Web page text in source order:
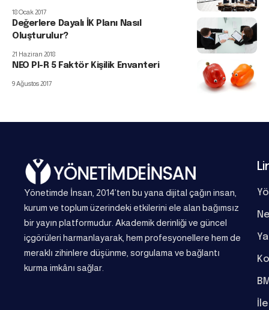
18 Ocak 2017
Değerlere Dayalı İK Planı Nasıl
Oluşturulur?
21 Haziran 2018
NEO PI-R 5 Faktör Kişilik Envanteri
9 Ağustos 2017
Yönetimde İnsan, 2014’ten bu yana dijital çağın insan,
kurum ve toplum üzerindeki etkilerini ele alan bağımsız
bir yayın platformudur. Akademik derinliği ve güncel
içgörüleri harmanlayarak, hem profesyonellere hem de
meraklı zihinlere düşünme, sorgulama ve bağlantı
kurma imkânı sağlar.